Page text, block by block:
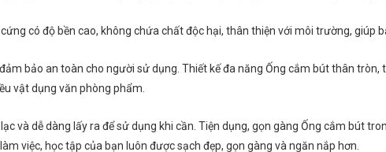
có độ bền cao, không chứa chất độc hại, thân thiện với môi trường, giúp
bảo an toàn cho người sử dụng. Thiết kế đa năng Ống cắm bút thân
vật dụng văn phòng phẩm.
và dễ dàng lấy ra để sử dụng khi cần. Tiện dụng, gọn gàng Ống cắm bút
việc, học tập của bạn luôn được sạch đẹp, gọn gàng và ngăn nắp hơn.